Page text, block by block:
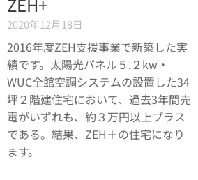
2020年12月18日
2016年度ZEH支援事業で新築した実
績です。太陽光パネル５.２kw・
WUC全館空調システムの設置した34
坪２階建住宅において、過去3年間売
電がいずれも、約３万円以上プラス
である。結果、ZEH＋の住宅になり
ます。